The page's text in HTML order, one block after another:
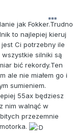
jak Fokker.Trudno
to najlepiej kieruj
Ci potrzebny ile
silniki są
bić rekordy.Ten
ale nie miałem go i
sumieniem.
55ax będziesz
nim walnąć w
przezemnie